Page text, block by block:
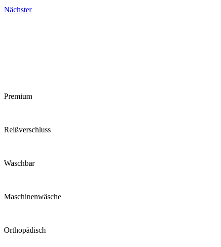
Nächster
Premium
Reiß­verschluss
Waschbar
Maschinen­wäsche
Ortho­pädisch